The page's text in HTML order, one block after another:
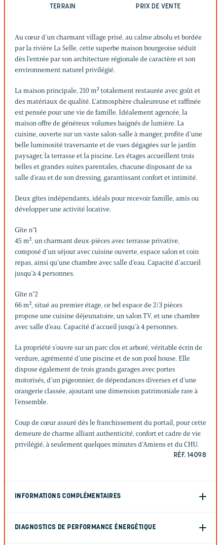
TERRAIN PRIX DE VENTE
Au cœur d’un charmant village prisé, au calme absolu et bordée
par la rivière La Selle, cette superbe maison bourgeoise séduit
dès l’entrée par son architecture régionale de caractère et son
environnement naturel privilégié.
La maison principale, 210 m² totalement restaurée avec goût et
des matériaux de qualité. L’atmosphère chaleureuse et raffinée
est pensée pour une vie de famille. Idéalement agencée, la
maison offre de généreux volumes baignés de lumière. La
cuisine, ouverte sur un vaste salon-salle à manger, profite d’une
belle luminosité traversante et de vues dégagées sur le jardin
paysager, la terrasse et la piscine. Les étages accueillent trois
belles et grandes suites parentales, chacune disposant de sa
salle d’eau et de son dressing, garantissant confort et intimité.
Deux gîtes indépendants, idéals pour recevoir famille, amis ou
développer une activité locative.
Gîte n°1
45 m², un charmant deux-pièces avec terrasse privative,
composé d’un séjour avec cuisine ouverte, espace salon et coin
repas, ainsi qu’une chambre avec salle d’eau. Capacité d’accueil
jusqu’à 4 personnes.
Gîte n°2
66 m², situé au premier étage, ce bel espace de 2/3 pièces
propose une cuisine déjeunatoire, un salon TV, et une chambre
avec salle d’eau. Capacité d’accueil jusqu’à 4 personnes.
La propriété s’ouvre sur un parc clos et arboré, véritable écrin de
verdure, agrémenté d’une piscine et de son pool house. Elle
dispose également de trois grands garages avec portes
motorisés, d’un pigeonnier, de dépendances diverses et d’une
orangerie classée, ajoutant une dimension patrimoniale rare à
l’ensemble.
Coup de cœur assuré dès le franchissement du portail, pour cette
demeure de charme alliant authenticité, confort et cadre de vie
privilégié, à seulement quelques minutes d’Amiens et du CHU.
RÉF. 14098
INFORMATIONS COMPLÉMENTAIRES
DIAGNOSTICS DE PERFORMANCE ÉNERGÉTIQUE